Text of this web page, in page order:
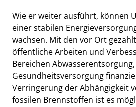
Wie er weiter ausführt, können
einer stabilen
wachsen. Mit den vor Ort
öffentliche Arbeiten und
Bereichen
Gesundheitsversorgung
Verringerung der Abhängigkeit
fossilen Brennstoffen ist es